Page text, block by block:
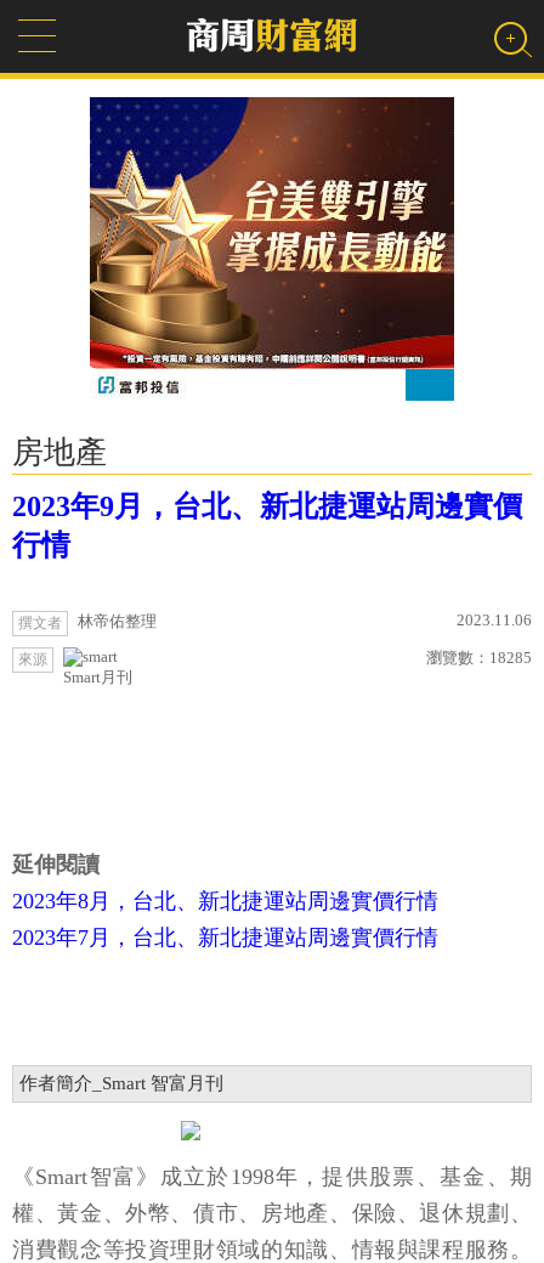
房地產
2023年9月，台北、新北捷運站周邊實價
行情
撰文者 林帝佑整理 2023.11.06
來源
Smart月刊
瀏覽數： 18285
延伸閱讀
2023年8月，台北、新北捷運站周邊實價行情
2023年7月，台北、新北捷運站周邊實價行情
作者簡介_Smart 智富月刊
《Smart智富》成立於1998年，提供股票、基金、期
權、黃金、外幣、債市、房地產、保險、退休規劃、
消費觀念等投資理財領域的知識、情報與課程服務。